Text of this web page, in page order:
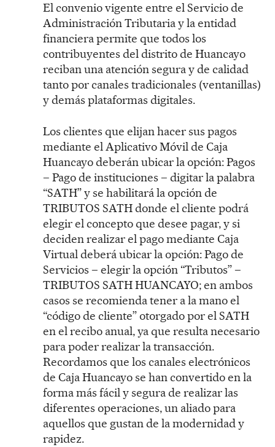
El convenio vigente entre el Servicio de
Administración Tributaria y la entidad
financiera permite que todos los
contribuyentes del distrito de Huancayo
reciban una atención segura y de calidad
tanto por canales tradicionales (ventanillas)
y demás plataformas digitales.
Los clientes que elijan hacer sus pagos
mediante el Aplicativo Móvil de Caja
Huancayo deberán ubicar la opción: Pagos
– Pago de instituciones – digitar la palabra
“SATH” y se habilitará la opción de
TRIBUTOS SATH donde el cliente podrá
elegir el concepto que desee pagar, y si
deciden realizar el pago mediante Caja
Virtual deberá ubicar la opción: Pago de
Servicios – elegir la opción “Tributos” –
TRIBUTOS SATH HUANCAYO; en ambos
casos se recomienda tener a la mano el
“código de cliente” otorgado por el SATH
en el recibo anual, ya que resulta necesario
para poder realizar la transacción.
Recordamos que los canales electrónicos
de Caja Huancayo se han convertido en la
forma más fácil y segura de realizar las
diferentes operaciones, un aliado para
aquellos que gustan de la modernidad y
rapidez.